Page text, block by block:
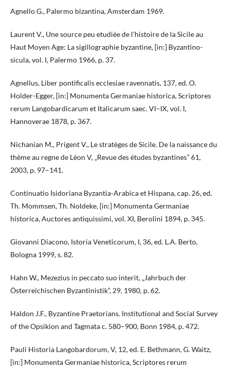
Agnello G., Palermo bizantina, Amsterdam 1969.
Laurent V., Une source peu etudiée de l’histoire de la Sicile au
Haut Moyen Age: La sigillographie byzantine, [in:] Byzantino-
sicula, vol. I, Palermo 1966, p. 37.
Agnellus, Liber pontificalis ecclesiae ravennatis, 137, ed. O.
Holder-Egger, [in:] Monumenta Germaniae historica, Scriptores
rerum Langobardicarum et Italicarum saec. VI–IX, vol. I,
Hannoverae 1878, p. 367.
Nichanian M., Prigent V., Le stratèges de Sicile. De la naissance du
thème au regne de Léon V, „Revue des études byzantines” 61,
2003, p. 97–141.
Continuatio Isidoriana Byzantia-Arabica et Hispana, cap. 26, ed.
Th. Mommsen, Th. Noldeke, [in:] Monumenta Germaniae
historica, Auctores antiquissimi, vol. XI, Berolini 1894, p. 345.
Giovanni Diacono, Istoria Veneticorum, I, 36, ed. L.A. Berto,
Bologna 1999, s. 82.
Hahn W., Mezezius in peccato suo interit, „Jahrbuch der
Österreichischen Byzantinistik”, 29, 1980, p. 62.
Haldon J.F., Byzantine Praetorians. Institutional and Social Survey
of the Opsikion and Tagmata c. 580–900, Bonn 1984, p. 472.
Pauli Historia Langobardorum, V, 12, ed. E. Bethmann, G. Waitz,
[in:] Monumenta Germaniae historica, Scriptores rerum